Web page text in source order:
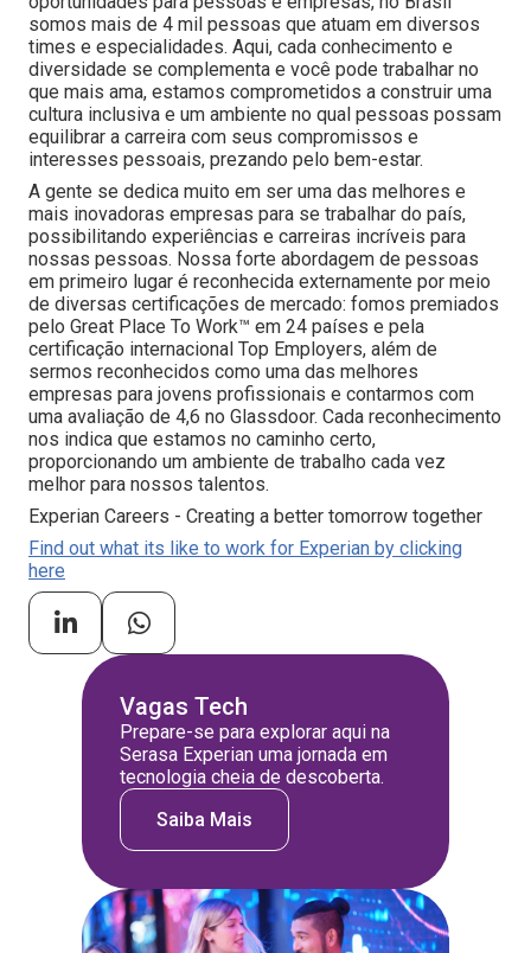
somos mais de 4 mil pessoas que atuam em diversos
times e especialidades. Aqui, cada conhecimento e
diversidade se complementa e você pode trabalhar no
que mais ama, estamos comprometidos a construir uma
cultura inclusiva e um ambiente no qual pessoas possam
equilibrar a carreira com seus compromissos e
interesses pessoais, prezando pelo bem-estar.
A gente se dedica muito em ser uma das melhores e
mais inovadoras empresas para se trabalhar do país,
possibilitando experiências e carreiras incríveis para
nossas pessoas. Nossa forte abordagem de pessoas
em primeiro lugar é reconhecida externamente por meio
de diversas certificações de mercado: fomos premiados
pelo Great Place To Work™ em 24 países e pela
certificação internacional Top Employers, além de
sermos reconhecidos como uma das melhores
empresas para jovens profissionais e contarmos com
uma avaliação de 4,6 no Glassdoor. Cada reconhecimento
nos indica que estamos no caminho certo,
proporcionando um ambiente de trabalho cada vez
melhor para nossos talentos.
Experian Careers - Creating a better tomorrow together
Find out what its like to work for Experian by clicking
here
Vagas Tech
Prepare-se para explorar aqui na
Serasa Experian uma jornada em
tecnologia cheia de descoberta.
Saiba Mais